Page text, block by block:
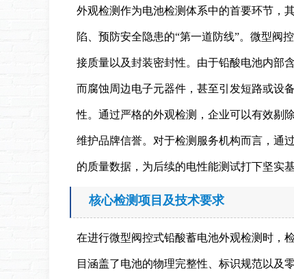
外观检测作为电池检测体系中的首要环节，
陷、预防安全隐患的“第一道防线”。微型阀
接质量以及封装密封性。由于铅酸电池内部
而腐蚀周边电子元器件，甚至引发短路或设
性。通过严格的外观检测，企业可以有效剔
维护品牌信誉。对于检测服务机构而言，通
的质量数据，为后续的电性能测试打下坚实基
核心检测项目及技术要求
在进行微型阀控式铅酸蓄电池外观检测时，
目涵盖了电池的物理完整性、标识规范以及